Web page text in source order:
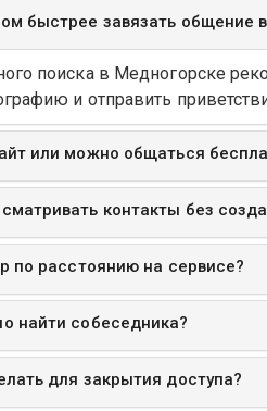
быстрее завязать общение
поиска в Медногорске
и отправить
или можно общаться
контакты без
по расстоянию на сервисе?
найти собеседника?
для закрытия доступа?